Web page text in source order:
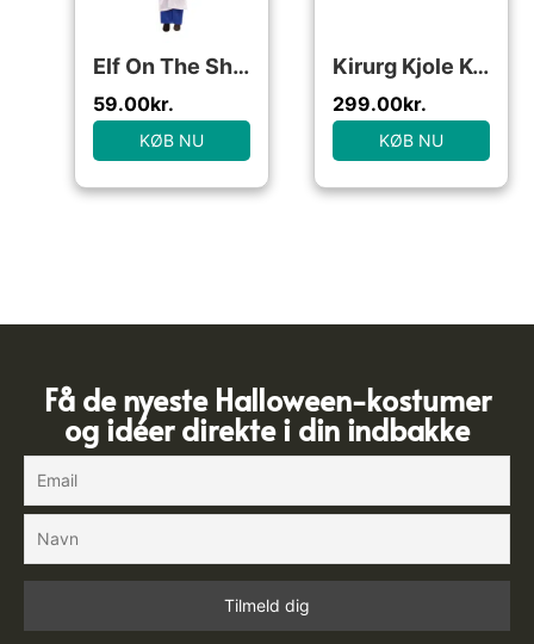
Elf On The Shelf Læge Outfit
59.00kr.
KØB NU
Kirurg Kjole Kostume Grøn
299.00kr.
KØB NU
Få de nyeste Halloween-kostumer
og idéer direkte i din indbakke